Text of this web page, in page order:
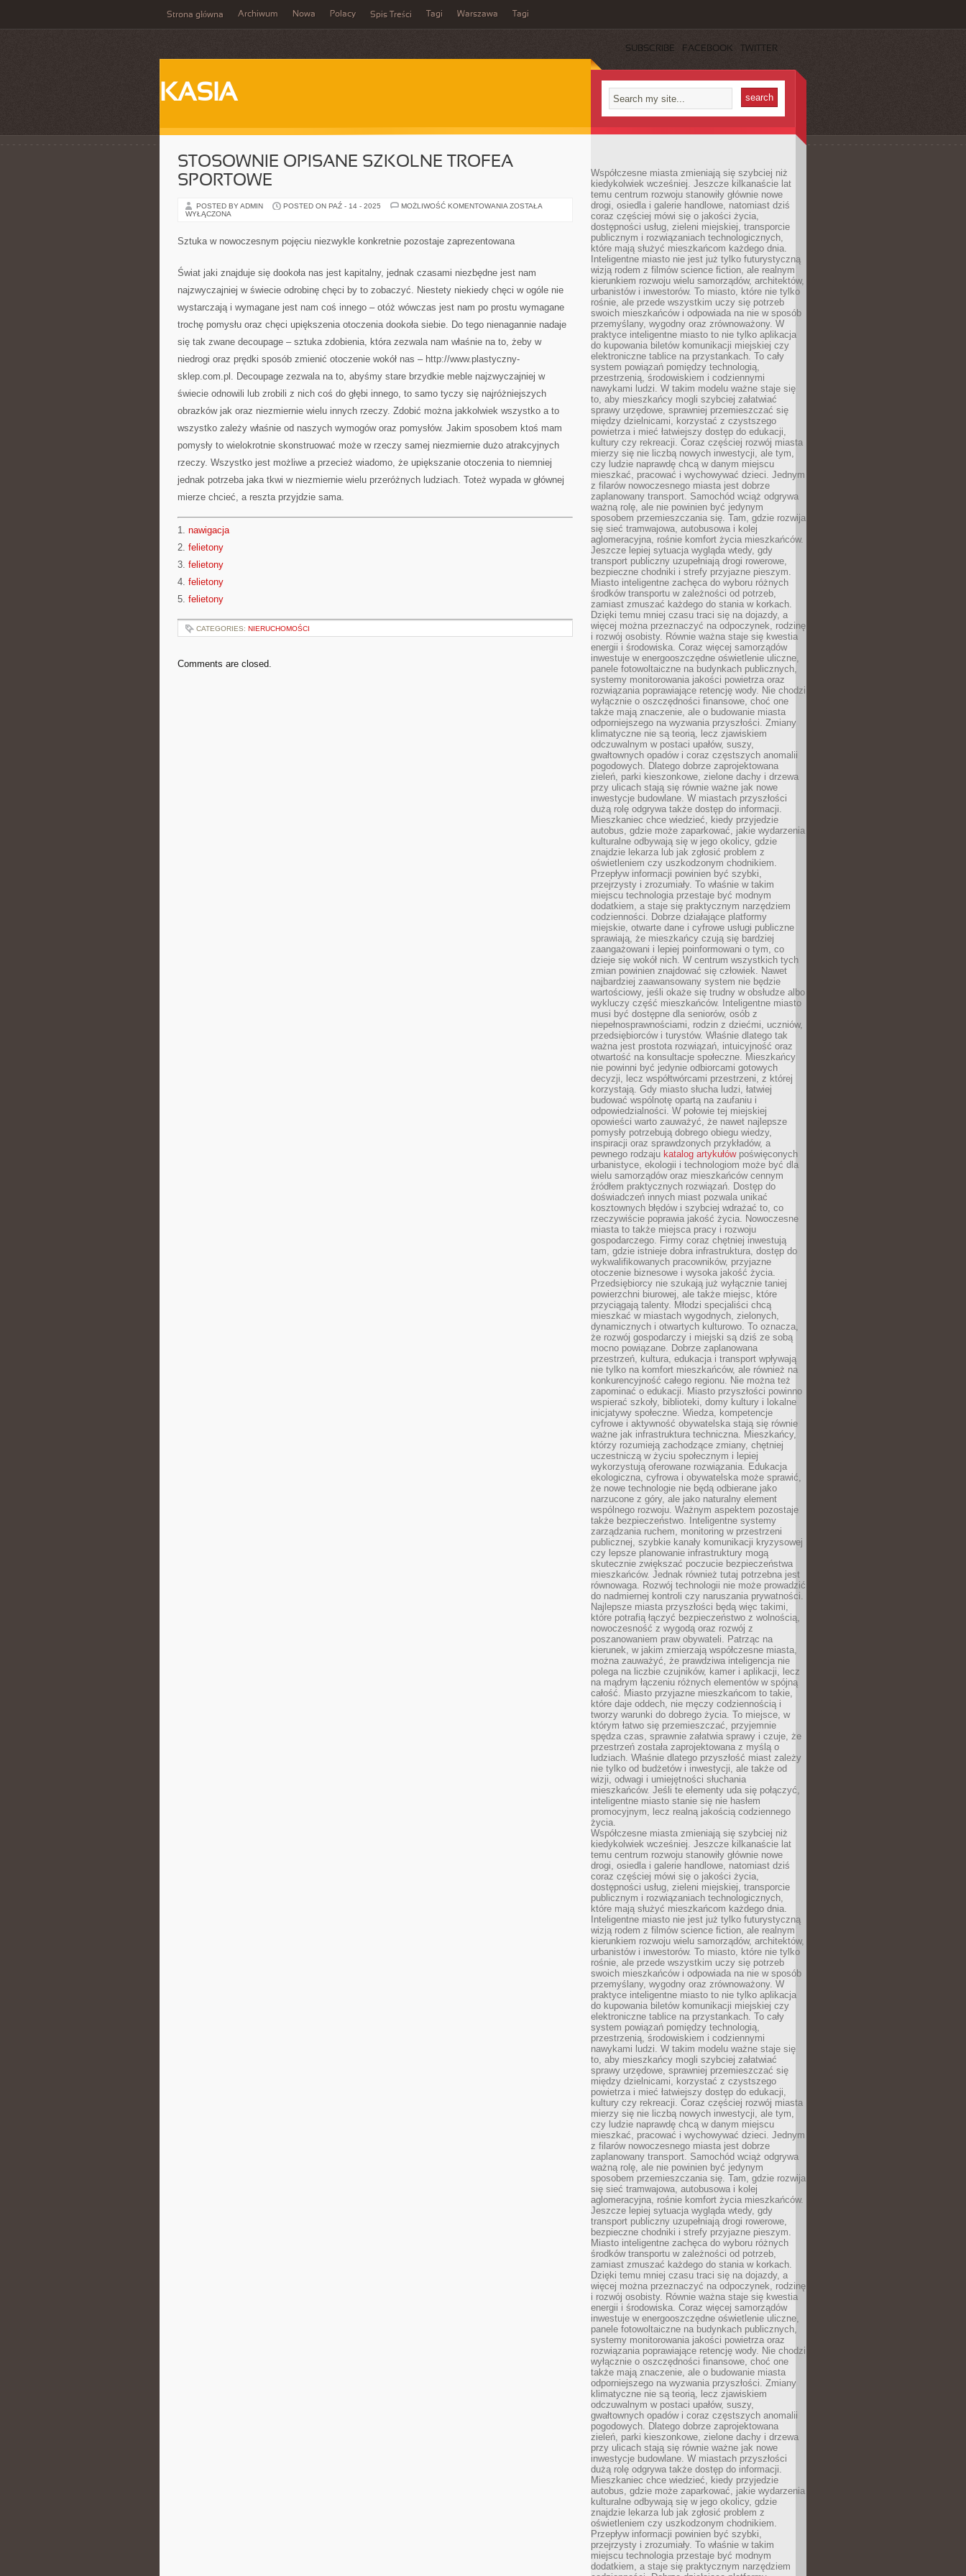
Strona główna Archiwum Nowa Polacy Spis Treści Tagi Warszawa Tagi
SUBSCRIBE FACEBOOK TWITTER
KASIA
STOSOWNIE OPISANE SZKOLNE TROFEA
SPORTOWE
POSTED BY ADMIN POSTED ON PAŹ - 14 - 2025 MOŻLIWOŚĆ KOMENTOWANIA STOSOWNIE
ZOSTAŁA
WYŁĄCZONA
Sztuka w nowoczesnym pojęciu niezwykle konkretnie pozostaje zaprezentowana
Świat jaki znajduje się dookoła nas jest kapitalny, jednak czasami niezbędne jest nam
najzwyczajniej w świecie odrobinę chęci by to zobaczyć. Niestety niekiedy chęci w ogóle nie
wystarczają i wymagane jest nam coś innego – otóż wówczas jest nam po prostu wymagane
trochę pomysłu oraz chęci upiększenia otoczenia dookoła siebie. Do tego nienagannie nadaje
się tak zwane decoupage – sztuka zdobienia, która zezwala nam właśnie na to, żeby w
niedrogi oraz prędki sposób zmienić otoczenie wokół nas – http://www.plastyczny-
sklep.com.pl. Decoupage zezwala na to, abyśmy stare brzydkie meble najzwyczajniej w
świecie odnowili lub zrobili z nich coś do głębi innego, to samo tyczy się najróżniejszych
obrazków jak oraz niezmiernie wielu innych rzeczy. Zdobić można jakkolwiek wszystko a to
wszystko zależy właśnie od naszych wymogów oraz pomysłów. Jakim sposobem ktoś mam
pomysły to wielokrotnie skonstruować może w rzeczy samej niezmiernie dużo atrakcyjnych
rzeczy. Wszystko jest możliwe a przecież wiadomo, że upiększanie otoczenia to niemniej
jednak potrzeba jaka tkwi w niezmiernie wielu przeróżnych ludziach. Toteż wypada w głównej
mierze chcieć, a reszta przyjdzie sama.
1. nawigacja
2. felietony
3. felietony
4. felietony
5. felietony
CATEGORIES: NIERUCHOMOŚCI
Comments are closed.
Współczesne miasta zmieniają się szybciej niż
kiedykolwiek wcześniej. Jeszcze kilkanaście lat
temu centrum rozwoju stanowiły głównie nowe
drogi, osiedla i galerie handlowe, natomiast dziś
coraz częściej mówi się o jakości życia,
dostępności usług, zieleni miejskiej, transporcie
publicznym i rozwiązaniach technologicznych,
które mają służyć mieszkańcom każdego dnia.
Inteligentne miasto nie jest już tylko futurystyczną
wizją rodem z filmów science fiction, ale realnym
kierunkiem rozwoju wielu samorządów, architektów,
urbanistów i inwestorów. To miasto, które nie tylko
rośnie, ale przede wszystkim uczy się potrzeb
swoich mieszkańców i odpowiada na nie w sposób
przemyślany, wygodny oraz zrównoważony. W
praktyce inteligentne miasto to nie tylko aplikacja
do kupowania biletów komunikacji miejskiej czy
elektroniczne tablice na przystankach. To cały
system powiązań pomiędzy technologią,
przestrzenią, środowiskiem i codziennymi
nawykami ludzi. W takim modelu ważne staje się
to, aby mieszkańcy mogli szybciej załatwiać
sprawy urzędowe, sprawniej przemieszczać się
między dzielnicami, korzystać z czystszego
powietrza i mieć łatwiejszy dostęp do edukacji,
kultury czy rekreacji. Coraz częściej rozwój miasta
mierzy się nie liczbą nowych inwestycji, ale tym,
czy ludzie naprawdę chcą w danym miejscu
mieszkać, pracować i wychowywać dzieci. Jednym
z filarów nowoczesnego miasta jest dobrze
zaplanowany transport. Samochód wciąż odgrywa
ważną rolę, ale nie powinien być jedynym
sposobem przemieszczania się. Tam, gdzie rozwija
się sieć tramwajowa, autobusowa i kolej
aglomeracyjna, rośnie komfort życia mieszkańców.
Jeszcze lepiej sytuacja wygląda wtedy, gdy
transport publiczny uzupełniają drogi rowerowe,
bezpieczne chodniki i strefy przyjazne pieszym.
Miasto inteligentne zachęca do wyboru różnych
środków transportu w zależności od potrzeb,
zamiast zmuszać każdego do stania w korkach.
Dzięki temu mniej czasu traci się na dojazdy, a
więcej można przeznaczyć na odpoczynek, rodzinę
i rozwój osobisty. Równie ważna staje się kwestia
energii i środowiska. Coraz więcej samorządów
inwestuje w energooszczędne oświetlenie uliczne,
panele fotowoltaiczne na budynkach publicznych,
systemy monitorowania jakości powietrza oraz
rozwiązania poprawiające retencję wody. Nie chodzi
wyłącznie o oszczędności finansowe, choć one
także mają znaczenie, ale o budowanie miasta
odporniejszego na wyzwania przyszłości. Zmiany
klimatyczne nie są teorią, lecz zjawiskiem
odczuwalnym w postaci upałów, suszy,
gwałtownych opadów i coraz częstszych anomalii
pogodowych. Dlatego dobrze zaprojektowana
zieleń, parki kieszonkowe, zielone dachy i drzewa
przy ulicach stają się równie ważne jak nowe
inwestycje budowlane. W miastach przyszłości
dużą rolę odgrywa także dostęp do informacji.
Mieszkaniec chce wiedzieć, kiedy przyjedzie
autobus, gdzie może zaparkować, jakie wydarzenia
kulturalne odbywają się w jego okolicy, gdzie
znajdzie lekarza lub jak zgłosić problem z
oświetleniem czy uszkodzonym chodnikiem.
Przepływ informacji powinien być szybki,
przejrzysty i zrozumiały. To właśnie w takim
miejscu technologia przestaje być modnym
dodatkiem, a staje się praktycznym narzędziem
codzienności. Dobrze działające platformy
miejskie, otwarte dane i cyfrowe usługi publiczne
sprawiają, że mieszkańcy czują się bardziej
zaangażowani i lepiej poinformowani o tym, co
dzieje się wokół nich. W centrum wszystkich tych
zmian powinien znajdować się człowiek. Nawet
najbardziej zaawansowany system nie będzie
wartościowy, jeśli okaże się trudny w obsłudze albo
wykluczy część mieszkańców. Inteligentne miasto
musi być dostępne dla seniorów, osób z
niepełnosprawnościami, rodzin z dziećmi, uczniów,
przedsiębiorców i turystów. Właśnie dlatego tak
ważna jest prostota rozwiązań, intuicyjność oraz
otwartość na konsultacje społeczne. Mieszkańcy
nie powinni być jedynie odbiorcami gotowych
decyzji, lecz współtwórcami przestrzeni, z której
korzystają. Gdy miasto słucha ludzi, łatwiej
budować wspólnotę opartą na zaufaniu i
odpowiedzialności. W połowie tej miejskiej
opowieści warto zauważyć, że nawet najlepsze
pomysły potrzebują dobrego obiegu wiedzy,
inspiracji oraz sprawdzonych przykładów, a
pewnego rodzaju katalog artykułówpoświęconych
urbanistyce, ekologii i technologiom może być dla
wielu samorządów oraz mieszkańców cennym
źródłem praktycznych rozwiązań. Dostęp do
doświadczeń innych miast pozwala unikać
kosztownych błędów i szybciej wdrażać to, co
rzeczywiście poprawia jakość życia. Nowoczesne
miasta to także miejsca pracy i rozwoju
gospodarczego. Firmy coraz chętniej inwestują
tam, gdzie istnieje dobra infrastruktura, dostęp do
wykwalifikowanych pracowników, przyjazne
otoczenie biznesowe i wysoka jakość życia.
Przedsiębiorcy nie szukają już wyłącznie taniej
powierzchni biurowej, ale także miejsc, które
przyciągają talenty. Młodzi specjaliści chcą
mieszkać w miastach wygodnych, zielonych,
dynamicznych i otwartych kulturowo. To oznacza,
że rozwój gospodarczy i miejski są dziś ze sobą
mocno powiązane. Dobrze zaplanowana
przestrzeń, kultura, edukacja i transport wpływają
nie tylko na komfort mieszkańców, ale również na
konkurencyjność całego regionu. Nie można też
zapominać o edukacji. Miasto przyszłości powinno
wspierać szkoły, biblioteki, domy kultury i lokalne
inicjatywy społeczne. Wiedza, kompetencje
cyfrowe i aktywność obywatelska stają się równie
ważne jak infrastruktura techniczna. Mieszkańcy,
którzy rozumieją zachodzące zmiany, chętniej
uczestniczą w życiu społecznym i lepiej
wykorzystują oferowane rozwiązania. Edukacja
ekologiczna, cyfrowa i obywatelska może sprawić,
że nowe technologie nie będą odbierane jako
narzucone z góry, ale jako naturalny element
wspólnego rozwoju. Ważnym aspektem pozostaje
także bezpieczeństwo. Inteligentne systemy
zarządzania ruchem, monitoring w przestrzeni
publicznej, szybkie kanały komunikacji kryzysowej
czy lepsze planowanie infrastruktury mogą
skutecznie zwiększać poczucie bezpieczeństwa
mieszkańców. Jednak również tutaj potrzebna jest
równowaga. Rozwój technologii nie może prowadzić
do nadmiernej kontroli czy naruszania prywatności.
Najlepsze miasta przyszłości będą więc takimi,
które potrafią łączyć bezpieczeństwo z wolnością,
nowoczesność z wygodą oraz rozwój z
poszanowaniem praw obywateli. Patrząc na
kierunek, w jakim zmierzają współczesne miasta,
można zauważyć, że prawdziwa inteligencja nie
polega na liczbie czujników, kamer i aplikacji, lecz
na mądrym łączeniu różnych elementów w spójną
całość. Miasto przyjazne mieszkańcom to takie,
które daje oddech, nie męczy codziennością i
tworzy warunki do dobrego życia. To miejsce, w
którym łatwo się przemieszczać, przyjemnie
spędza czas, sprawnie załatwia sprawy i czuje, że
przestrzeń została zaprojektowana z myślą o
ludziach. Właśnie dlatego przyszłość miast zależy
nie tylko od budżetów i inwestycji, ale także od
wizji, odwagi i umiejętności słuchania
mieszkańców. Jeśli te elementy uda się połączyć,
inteligentne miasto stanie się nie hasłem
promocyjnym, lecz realną jakością codziennego
życia.
Współczesne miasta zmieniają się szybciej niż
kiedykolwiek wcześniej. Jeszcze kilkanaście lat
temu centrum rozwoju stanowiły głównie nowe
drogi, osiedla i galerie handlowe, natomiast dziś
coraz częściej mówi się o jakości życia,
dostępności usług, zieleni miejskiej, transporcie
publicznym i rozwiązaniach technologicznych,
które mają służyć mieszkańcom każdego dnia.
Inteligentne miasto nie jest już tylko futurystyczną
wizją rodem z filmów science fiction, ale realnym
kierunkiem rozwoju wielu samorządów, architektów,
urbanistów i inwestorów. To miasto, które nie tylko
rośnie, ale przede wszystkim uczy się potrzeb
swoich mieszkańców i odpowiada na nie w sposób
przemyślany, wygodny oraz zrównoważony. W
praktyce inteligentne miasto to nie tylko aplikacja
do kupowania biletów komunikacji miejskiej czy
elektroniczne tablice na przystankach. To cały
system powiązań pomiędzy technologią,
przestrzenią, środowiskiem i codziennymi
nawykami ludzi. W takim modelu ważne staje się
to, aby mieszkańcy mogli szybciej załatwiać
sprawy urzędowe, sprawniej przemieszczać się
między dzielnicami, korzystać z czystszego
powietrza i mieć łatwiejszy dostęp do edukacji,
kultury czy rekreacji. Coraz częściej rozwój miasta
mierzy się nie liczbą nowych inwestycji, ale tym,
czy ludzie naprawdę chcą w danym miejscu
mieszkać, pracować i wychowywać dzieci. Jednym
z filarów nowoczesnego miasta jest dobrze
zaplanowany transport. Samochód wciąż odgrywa
ważną rolę, ale nie powinien być jedynym
sposobem przemieszczania się. Tam, gdzie rozwija
się sieć tramwajowa, autobusowa i kolej
aglomeracyjna, rośnie komfort życia mieszkańców.
Jeszcze lepiej sytuacja wygląda wtedy, gdy
transport publiczny uzupełniają drogi rowerowe,
bezpieczne chodniki i strefy przyjazne pieszym.
Miasto inteligentne zachęca do wyboru różnych
środków transportu w zależności od potrzeb,
zamiast zmuszać każdego do stania w korkach.
Dzięki temu mniej czasu traci się na dojazdy, a
więcej można przeznaczyć na odpoczynek, rodzinę
i rozwój osobisty. Równie ważna staje się kwestia
energii i środowiska. Coraz więcej samorządów
inwestuje w energooszczędne oświetlenie uliczne,
panele fotowoltaiczne na budynkach publicznych,
systemy monitorowania jakości powietrza oraz
rozwiązania poprawiające retencję wody. Nie chodzi
wyłącznie o oszczędności finansowe, choć one
także mają znaczenie, ale o budowanie miasta
odporniejszego na wyzwania przyszłości. Zmiany
klimatyczne nie są teorią, lecz zjawiskiem
odczuwalnym w postaci upałów, suszy,
gwałtownych opadów i coraz częstszych anomalii
pogodowych. Dlatego dobrze zaprojektowana
zieleń, parki kieszonkowe, zielone dachy i drzewa
przy ulicach stają się równie ważne jak nowe
inwestycje budowlane. W miastach przyszłości
dużą rolę odgrywa także dostęp do informacji.
Mieszkaniec chce wiedzieć, kiedy przyjedzie
autobus, gdzie może zaparkować, jakie wydarzenia
kulturalne odbywają się w jego okolicy, gdzie
znajdzie lekarza lub jak zgłosić problem z
oświetleniem czy uszkodzonym chodnikiem.
Przepływ informacji powinien być szybki,
przejrzysty i zrozumiały. To właśnie w takim
miejscu technologia przestaje być modnym
dodatkiem, a staje się praktycznym narzędziem